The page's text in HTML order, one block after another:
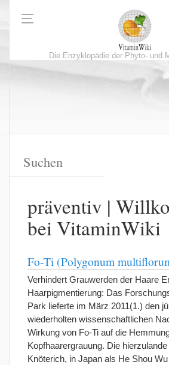
Die Enzyklopädie der Phyto- und
präventiv |
bei VitaminWiki
Fo-Ti (Polygonum
Verhindert Grauwerden der Haare
Haarpigmentierung: Das
Park lieferte im März 2011(1.) den
wiederholten wissenschaftlichen
Wirkung von Fo-Ti auf die
Kopfhaarergrauung. Die
Knöterich, in Japan als He Shou